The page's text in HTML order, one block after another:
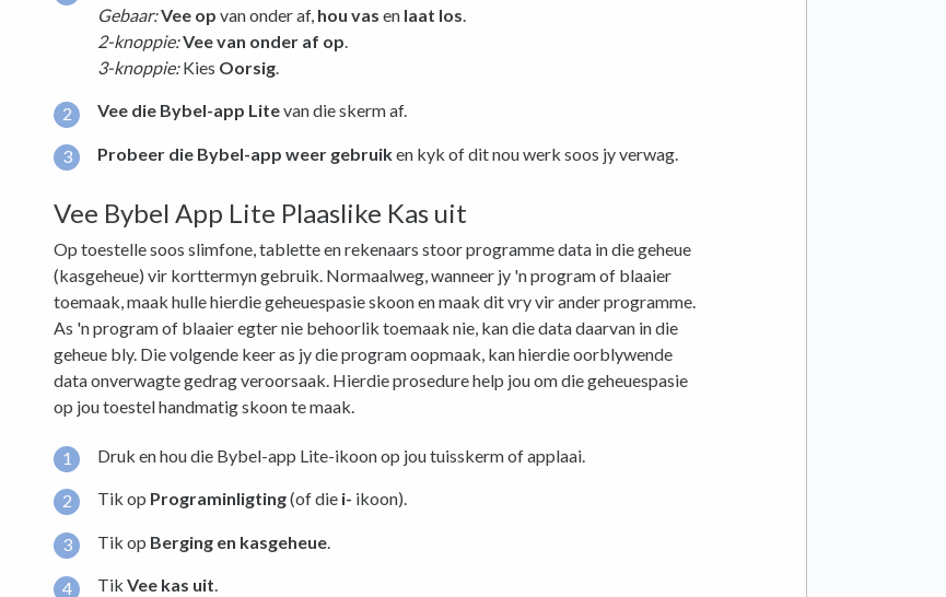
Gebaar:Vee op van onder af, hou vas en laat los
2-knoppie:Vee van onder af op
3-knoppie:Kies Oorsig
Vee die Bybel-app Litevan die skerm af.
Probeer die Bybel-app weer gebruiken kyk of dit nou werk soos jy verwag.
Vee Bybel App Lite Plaaslike Kas uit
Op toestelle soos slimfone, tablette en rekenaars stoor programme data in die geheue
(kasgeheue) vir korttermyn gebruik. Normaalweg, wanneer jy 'n program of blaaier
toemaak, maak hulle hierdie geheuespasie skoon en maak dit vry vir ander programme.
As 'n program of blaaier egter nie behoorlik toemaak nie, kan die data daarvan in die
geheue bly. Die volgende keer as jy die program oopmaak, kan hierdie oorblywende
data onverwagte gedrag veroorsaak. Hierdie prosedure help jou om die geheuespasie
op jou toestel handmatig skoon te maak.
Druk en hou die Bybel-app Lite-ikoon op jou tuisskerm of applaai.
Tik op Programinligting(of die i- ikoon).
Tik op Berging en kasgeheue
Tik Vee kas uit.